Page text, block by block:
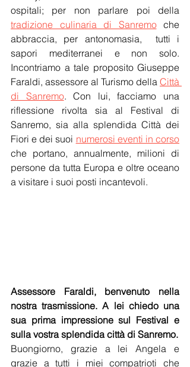
tradizione culinaria di Sanremo che
abbraccia, per antonomasia,  tutti i
sapori mediterranei e non solo.
Incontriamo a tale proposito Giuseppe
Faraldi, assessore al Turismo della Città
di Sanremo. Con lui, facciamo una
riflessione rivolta sia al Festival di
Sanremo, sia alla splendida Città dei
Fiori e dei suoi numerosi eventi in corso
che portano, annualmente, milioni di
persone da tutta Europa e oltre oceano
a visitare i suoi posti incantevoli.
Assessore Faraldi, benvenuto nella
nostra trasmissione. A lei chiedo una
sua prima impressione sul Festival e
sulla vostra splendida città di Sanremo.
Buongiorno, grazie a lei Angela e
grazie a tutti i miei compatrioti che